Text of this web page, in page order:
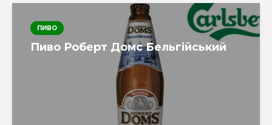
ПИВО
Пиво Роберт Домс Бельгійський